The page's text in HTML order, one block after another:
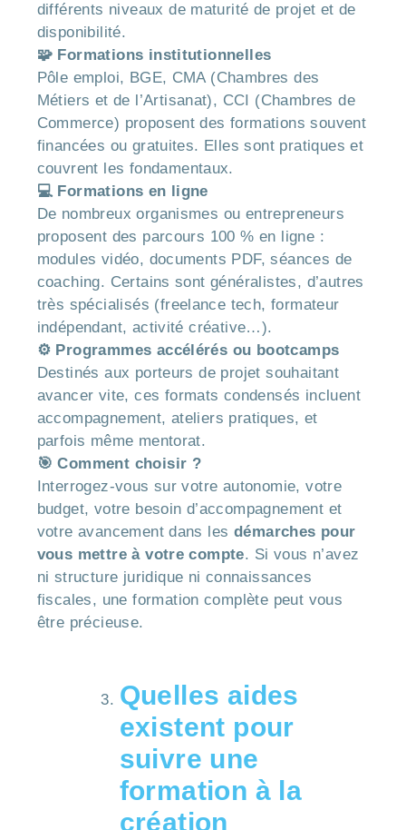
différents niveaux de maturité de projet et de
disponibilité.
🧩 Formations institutionnelles
Pôle emploi, BGE, CMA (Chambres des
Métiers et de l’Artisanat), CCI (Chambres de
Commerce) proposent des formations souvent
financées ou gratuites. Elles sont pratiques et
couvrent les fondamentaux.
💻 Formations en ligne
De nombreux organismes ou entrepreneurs
proposent des parcours 100 % en ligne :
modules vidéo, documents PDF, séances de
coaching. Certains sont généralistes, d’autres
très spécialisés (freelance tech, formateur
indépendant, activité créative…).
⚙️ Programmes accélérés ou bootcamps
Destinés aux porteurs de projet souhaitant
avancer vite, ces formats condensés incluent
accompagnement, ateliers pratiques, et
parfois même mentorat.
🎯 Comment choisir ?
Interrogez-vous sur votre autonomie, votre
budget, votre besoin d’accompagnement et
votre avancement dans les démarches pour
vous mettre à votre compte. Si vous n’avez
ni structure juridique ni connaissances
fiscales, une formation complète peut vous
être précieuse.
Quelles aides
existent pour
suivre une
formation à la
création